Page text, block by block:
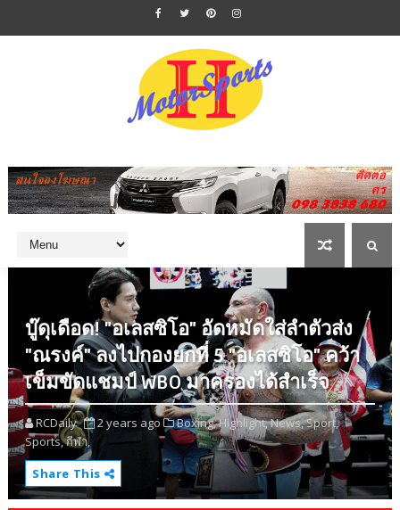
บู๊ดุเดือด! "อเลสซิโอ" อัดหมัดใส่ลำตัวส่ง
"ณรงค์" ลงไปกองยกที่ 5 "อเลสซิโอ" คว้า
เข็มขัดแชมป์ WBO มาครองได้สำเร็จ
RCDaily 2 years ago Boxing,Highlight,News,Sport,
Sports,กีฬา,
Share This